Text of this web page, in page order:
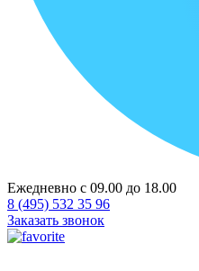
Ежедневно с 09.00 до 18.00
8 (495) 532 35 96
Заказать звонок